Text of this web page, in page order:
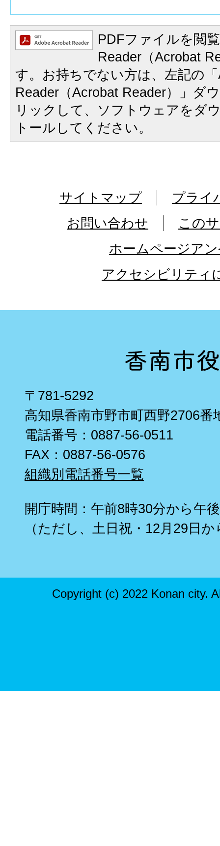
PDFファイルを閲
Reader（Acrobat
す。お持ちでない方は、左記の
Reader（Acrobat Reader）」ダ
リックして、ソフトウェアをダ
トールしてください。
サイトマップ
プライ
お問い合わせ
この
ホームページア
アクセシビリティ
〒781-5292
高知県香南市野市町西野2706番
電話番号：0887-56-0511
FAX：0887-56-0576
組織別電話番号一覧
開庁時間：午前8時30分から午
（ただし、土日祝・12月29日
Copyright (c) 2022 Konan city.